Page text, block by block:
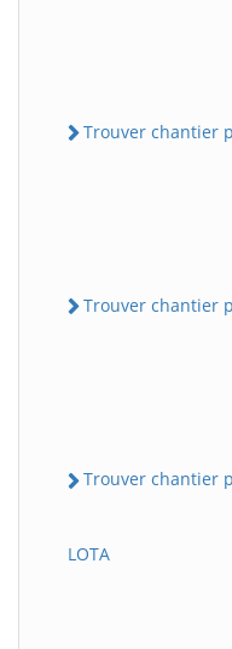
Trouver chantier
Trouver chantier
Trouver chantier
LOTA